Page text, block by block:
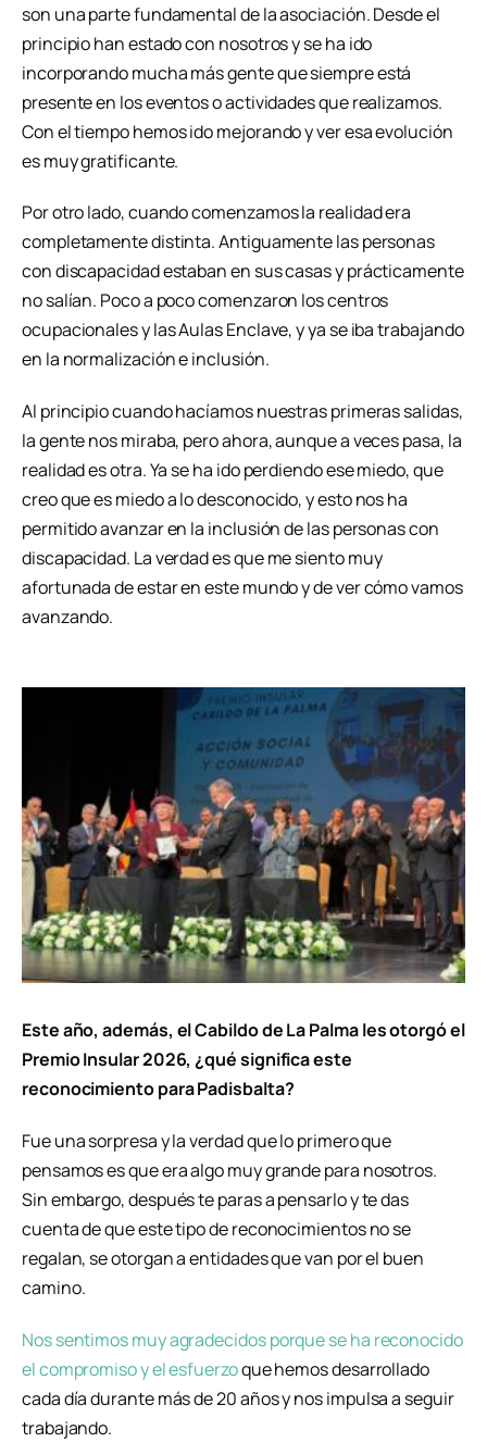
son una parte fundamental de la asociación. Desde el
principio han estado con nosotros y se ha ido
incorporando mucha más gente que siempre está
presente en los eventos o actividades que realizamos.
Con el tiempo hemos ido mejorando y ver esa evolución
es muy gratificante.
Por otro lado, cuando comenzamos la realidad era
completamente distinta. Antiguamente las personas
con discapacidad estaban en sus casas y prácticamente
no salían. Poco a poco comenzaron los centros
ocupacionales y las Aulas Enclave, y ya se iba trabajando
en la normalización e inclusión.
Al principio cuando hacíamos nuestras primeras salidas,
la gente nos miraba, pero ahora, aunque a veces pasa, la
realidad es otra. Ya se ha ido perdiendo ese miedo, que
creo que es miedo a lo desconocido, y esto nos ha
permitido avanzar en la inclusión de las personas con
discapacidad. La verdad es que me siento muy
afortunada de estar en este mundo y de ver cómo vamos
avanzando.
Este año, además, el Cabildo de La Palma les otorgó el
Premio Insular 2026, ¿qué significa este
reconocimiento para Padisbalta?
Fue una sorpresa y la verdad que lo primero que
pensamos es que era algo muy grande para nosotros.
Sin embargo, después te paras a pensarlo y te das
cuenta de que este tipo de reconocimientos no se
regalan, se otorgan a entidades que van por el buen
camino.
Nos sentimos muy agradecidos porque se ha reconocido
el compromiso y el esfuerzoque hemos desarrollado
cada día durante más de 20 años y nos impulsa a seguir
trabajando.